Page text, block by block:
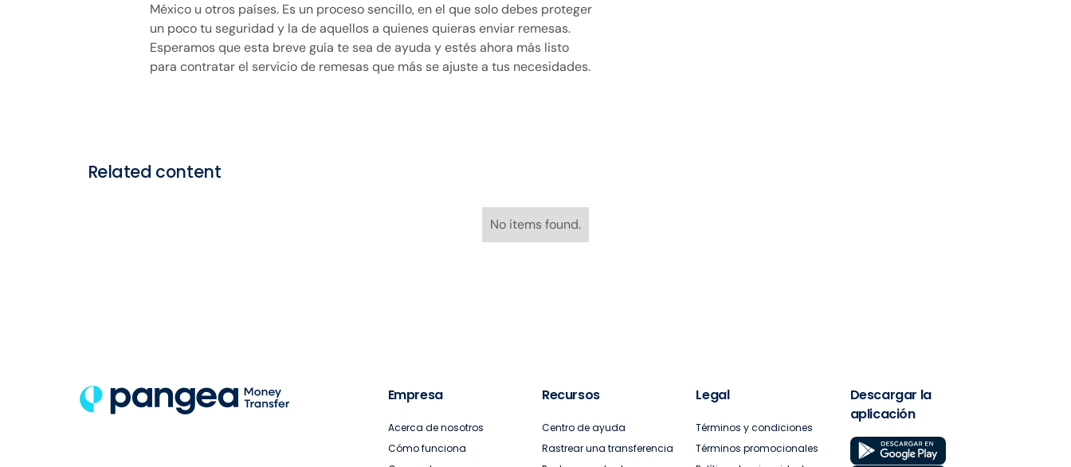
México u otros países. Es un proceso sencillo, en el que solo debes proteger
un poco tu seguridad y la de aquellos a quienes quieras enviar remesas.
Esperamos que esta breve guía te sea de ayuda y estés ahora más listo
para contratar el servicio de remesas que más se ajuste a tus necesidades.
Related content
No items found.
Empresa
Acerca de nosotros
Cómo funciona
Recursos
Centro de ayuda
Rastrear una transferencia
Legal
Términos y condiciones
Términos promocionales
Descargar la
aplicación